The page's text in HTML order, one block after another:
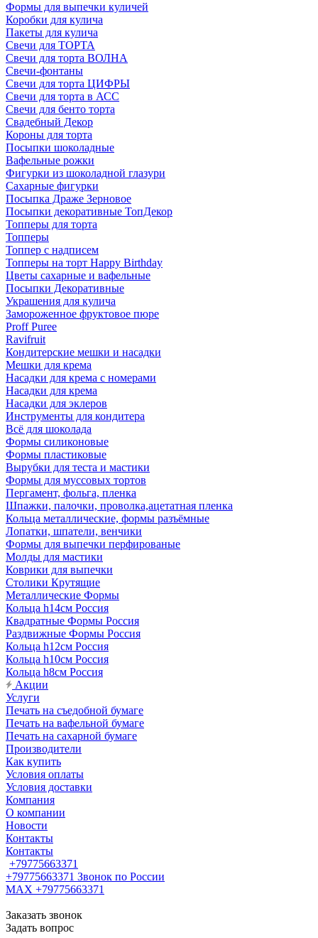
Формы для выпечки куличей
Коробки для кулича
Пакеты для кулича
Свечи для ТОРТА
Свечи для торта ВОЛНА
Свечи-фонтаны
Свечи для торта ЦИФРЫ
Свечи для торта в АСС
Свечи для бенто торта
Свадебный Декор
Короны для торта
Посыпки шоколадные
Вафельные рожки
Фигурки из шоколадной глазури
Сахарные фигурки
Посыпка Драже Зерновое
Посыпки декоративные ТопДекор
Топперы для торта
Топперы
Топпер с надписем
Топперы на торт Happy Birthday
Цветы сахарные и вафельные
Посыпки Декоративные
Украшения для кулича
Замороженное фруктовое пюре
Proff Puree
Ravifruit
Кондитерские мешки и насадки
Мешки для крема
Насадки для крема с номерами
Насадки для крема
Насадки для эклеров
Инструменты для кондитера
Всё для шоколада
Формы силиконовые
Формы пластиковые
Вырубки для теста и мастики
Формы для муссовых тортов
Пергамент, фольга, пленка
Шпажки, палочки, проволка,ацетатная пленка
Кольца металлические, формы разъёмные
Лопатки, шпатели, венчики
Формы для выпечки перфированые
Молды для мастики
Коврики для выпечки
Столики Крутящие
Металлические Формы
Кольца h14см Россия
Квадратные Формы Россия
Раздвижные Формы Россия
Кольца h12см Россия
Кольца h10см Россия
Кольца h8см Россия
Акции
Услуги
Печать на съедобной бумаге
Печать на вафельной бумаге
Печать на сахарной бумаге
Производители
Как купить
Условия оплаты
Условия доставки
Компания
О компании
Новости
Контакты
Контакты
+79775663371
+79775663371 Звонок по России
MAX +79775663371
Заказать звонок
Задать вопрос